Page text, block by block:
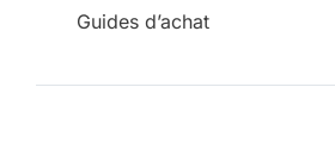
Guides d’achat